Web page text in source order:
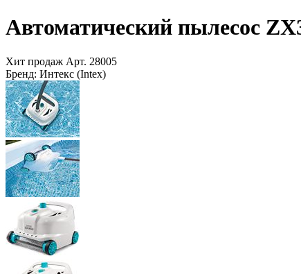
Автоматический пылесос
Хит продаж Арт. 28005
Бренд: Интекс (Intex)